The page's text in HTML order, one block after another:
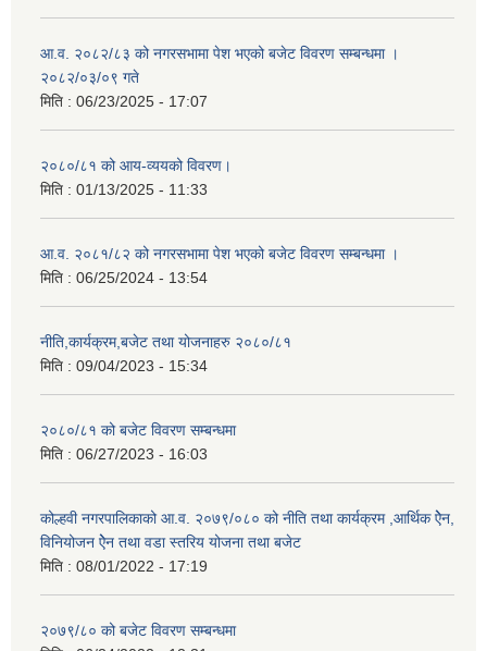
आ.व. २०८२/८३ को नगरसभामा पेश भएको बजेट विवरण सम्बन्धमा ।
२०८२/०३/०९ गते
मिति : 06/23/2025 - 17:07
२०८०/८१ को आय-व्ययको विवरण।
मिति : 01/13/2025 - 11:33
आ.व. २०८१/८२ को नगरसभामा पेश भएको बजेट विवरण सम्बन्धमा ।
मिति : 06/25/2024 - 13:54
नीति,कार्यक्रम,बजेट तथा योजनाहरु २०८०/८१
मिति : 09/04/2023 - 15:34
२०८०/८१ को बजेट विवरण सम्बन्धमा
मिति : 06/27/2023 - 16:03
कोल्हवी नगरपालिकाको आ.व. २०७९/०८० को नीति तथा कार्यक्रम ,आर्थिक ऐेन,
विनियोजन ऐेन तथा वडा स्तरिय योजना तथा बजेट
मिति : 08/01/2022 - 17:19
२०७९/८० को बजेट विवरण सम्बन्धमा